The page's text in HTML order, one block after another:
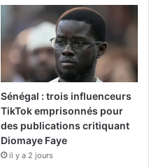
Sénégal : trois influenceurs
TikTok emprisonnés pour
des publications critiquant
Diomaye Faye
il y a 2 jours